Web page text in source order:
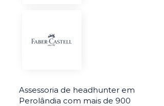
Assessoria de headhunter em
Perolândia com mais de 900